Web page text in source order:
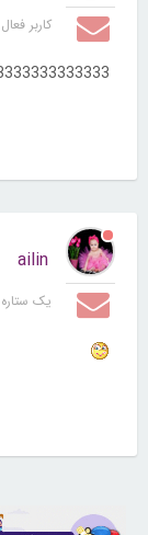
کاربر فعال
ailin
یک